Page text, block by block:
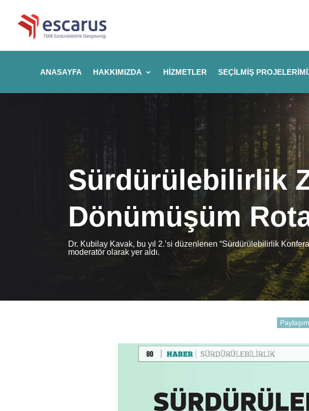
ANASAYFA HAKKIMIZDA HIZMETLER SEÇILMIŞ
Sürdürülebilirlik
Dönümüşüm
Dr. Kubilay Kavak, bu yıl 2.’si düzenlenen “Sürdürülebilirlik
moderatör olarak yer aldı.